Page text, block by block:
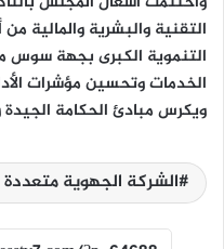
التقنية والبشرية والمالية
التنموية الكبرى بجهة سوس
الخدمات وتحسين مؤشرات
ويكرس مبادئ الحكامة الجيدة
الشركة الجهوية